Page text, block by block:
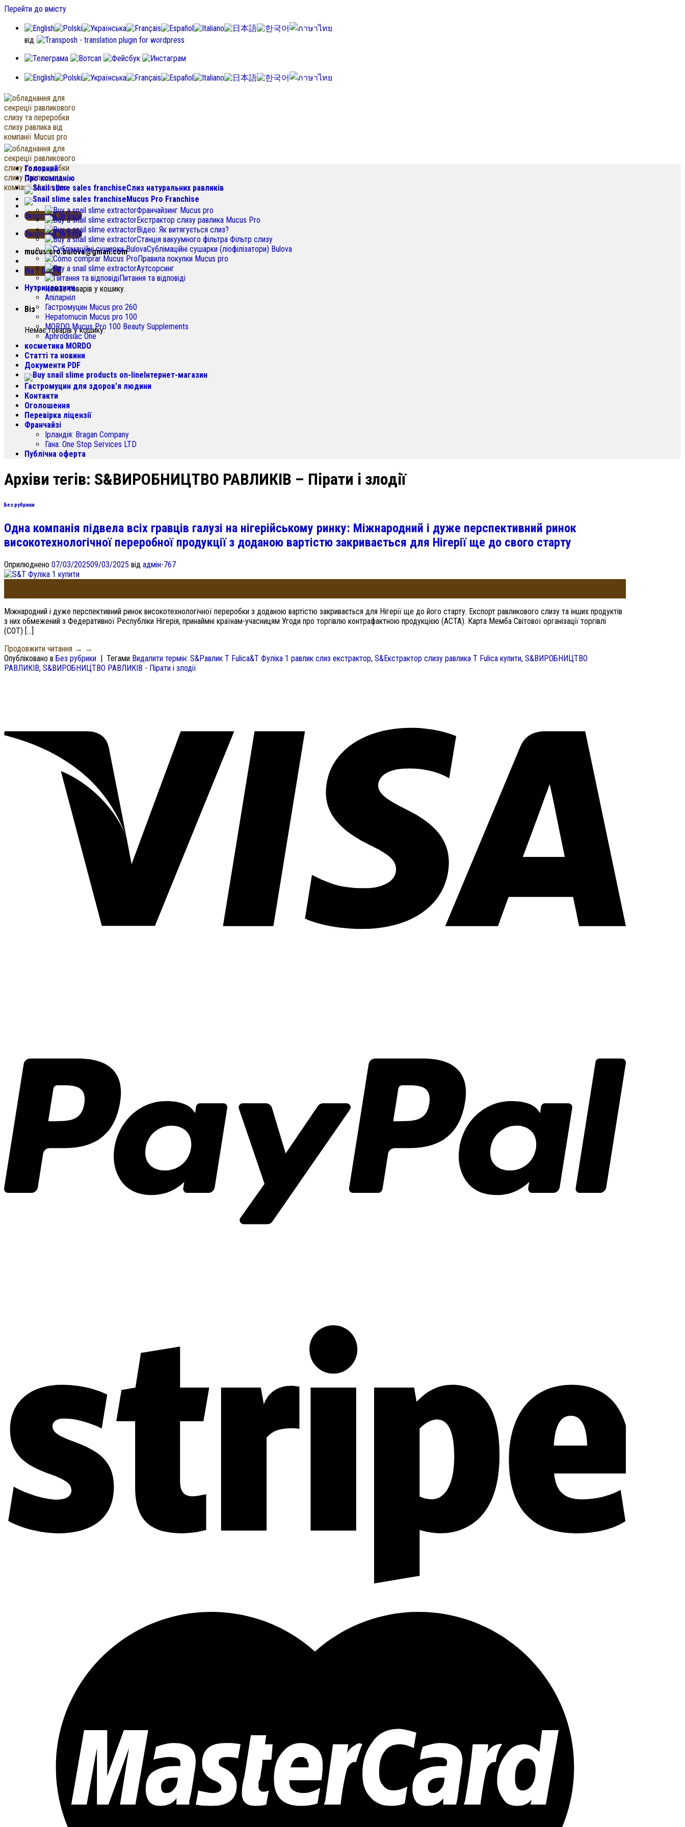
Перейти до вмісту
від
Зворотній зв'язок
Зворотній зв'язок
mucus.pro.bulova@gmail.com
Віз / 0.00€
Немає товарів у кошику.
Віз
Немає товарів у кошику.
Головний
Про компанію
Слиз натуральних равликів
Mucus Pro Franchise
Франчайзинг Mucus pro
Екстрактор слизу равлика Mucus Pro
Відео: Як витягується слиз?
Станція вакуумного фільтра Фільтр слизу
Сублімаційні сушарки (ліофілізатори) Bulova
Правила покупки Mucus pro
Аутсорсинг
Питання та відповіді
Нутрицевтики
Апіларніл
Гастромуцин Mucus pro 260
Hepatomucin Mucus pro 100
MORDO Mucus Pro 100 Beauty Supplements
Aphrodisiac One
косметика MORDO
Статті та новини
Документи PDF
Інтернет-магазин
Гастромуцин для здоров'я людини
Контакти
Оголошення
Перевірка ліцензії
Франчайзі
Ірландія: Bragan Company
Гана: One Stop Services LTD
Публічна оферта
Архіви тегів: S&ВИРОБНИЦТВО РАВЛИКІВ – Пірати і злодії
Без рубрики
Одна компанія підвела всіх гравців галузі на нігерійському ринку: Міжнародний і дуже перспективний ринок
високотехнологічної переробної продукції з доданою вартістю закривається для Нігерії ще до свого старту
Оприлюднено 07/03/202509/03/2025 від адмін-767
Міжнародний і дуже перспективний ринок високотехнологічної переробки з доданою вартістю закривається для Нігерії ще до його старту. Експорт равликового слизу та інших продуктів
з них обмежений з Федеративної Республіки Нігерія, принаймні країнам-учасницям Угоди про торгівлю контрафактною продукцією (АСТА). Карта Мемба Світової організації торгівлі
(СОТ) […]
Продовжити читання → →
Опубліковано в Без рубрики Тегами Видалити термін: S&Равлик T Fulica&Т Фуліка 1 равлик слиз екстрактор, S&Екстрактор слизу равлика T Fulica купити, S&ВИРОБНИЦТВО
РАВЛИКІВ, S&ВИРОБНИЦТВО РАВЛИКІВ - Пірати і злодії